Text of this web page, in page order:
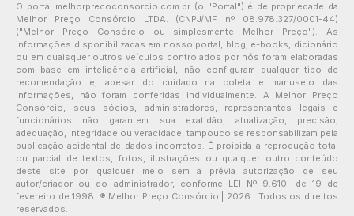
O portal melhorprecoconsorcio.com.br (o "Portal") é de propriedade da
Melhor Preço Consórcio LTDA. (CNPJ/MF nº 08.978.327/0001-44)
("Melhor Preço Consórcio ou simplesmente Melhor Preço"). As
informações disponibilizadas em nosso portal, blog, e-books, dicionário
ou em quaisquer outros veículos controlados por nós foram elaboradas
com base em inteligência artificial, não configuram qualquer tipo de
recomendação e, apesar do cuidado na coleta e manuseio das
informações, não foram conferidas individualmente. A Melhor Preço
Consórcio, seus sócios, administradores, representantes legais e
funcionários não garantem sua exatidão, atualização, precisão,
adequação, integridade ou veracidade, tampouco se responsabilizam pela
publicação acidental de dados incorretos. É proibida a reprodução total
ou parcial de textos, fotos, ilustrações ou qualquer outro conteúdo
deste site por qualquer meio sem a prévia autorização de seu
autor/criador ou do administrador, conforme LEI Nº 9.610, de 19 de
fevereiro de 1998. ® Melhor Preço Consórcio | 2026 | Todos os direitos
reservados.